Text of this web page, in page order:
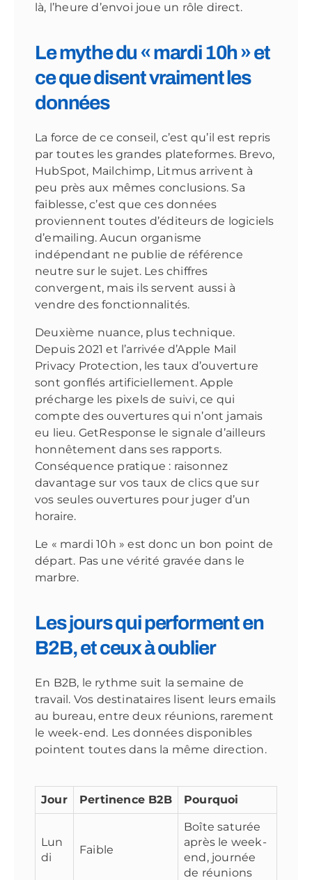
là, l’heure d’envoi joue un rôle direct.
Le mythe du « mardi 10h » et
ce que disent vraiment les
données
La force de ce conseil, c’est qu’il est repris
par toutes les grandes plateformes. Brevo,
HubSpot, Mailchimp, Litmus arrivent à
peu près aux mêmes conclusions. Sa
faiblesse, c’est que ces données
proviennent toutes d’éditeurs de logiciels
d’emailing. Aucun organisme
indépendant ne publie de référence
neutre sur le sujet. Les chiffres
convergent, mais ils servent aussi à
vendre des fonctionnalités.
Deuxième nuance, plus technique.
Depuis 2021 et l’arrivée d’Apple Mail
Privacy Protection, les taux d’ouverture
sont gonflés artificiellement. Apple
précharge les pixels de suivi, ce qui
compte des ouvertures qui n’ont jamais
eu lieu. GetResponse le signale d’ailleurs
honnêtement dans ses rapports.
Conséquence pratique : raisonnez
davantage sur vos taux de clics que sur
vos seules ouvertures pour juger d’un
horaire.
Le « mardi 10h » est donc un bon point de
départ. Pas une vérité gravée dans le
marbre.
Les jours qui performent en
B2B, et ceux à oublier
En B2B, le rythme suit la semaine de
travail. Vos destinataires lisent leurs emails
au bureau, entre deux réunions, rarement
le week-end. Les données disponibles
pointent toutes dans la même direction.
Jour Pertinence B2B Pourquoi
Lun
di
Faible
Boîte saturée
après le week-
end, journée
de réunions